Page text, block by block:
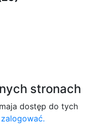
stronach
dostęp do tych